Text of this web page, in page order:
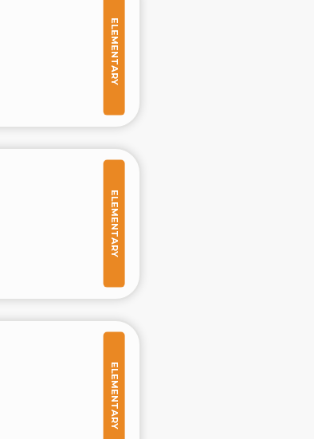
ELEMENTARY
ELEMENTARY
ELEMENTARY